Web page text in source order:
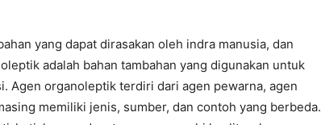
yang dapat dirasakan oleh indra manusia, dan
adalah bahan tambahan yang digunakan untuk
Agen organoleptik terdiri dari agen pewarna, agen
memiliki jenis, sumber, dan contoh yang berbeda.